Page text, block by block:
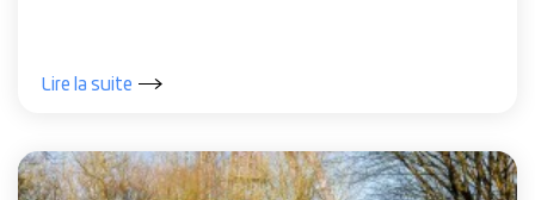
Lire la suite